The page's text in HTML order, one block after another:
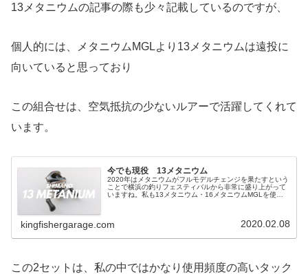
13メタニウムの記事の際も少々記載しているのですが、
個人的には、メタニウムMGLより13メタニウムは遠投に
向いていると思っており
この組合せは、空気抵抗の少ないルアーで活躍してくれて
います。
今でも現役 13メタニウム
2020年はメタニウムがフルモデルチェンジを果たすという
ことで横浜の釣りフェスティバルから非常に盛り上がって
いますね。私も13メタニウム・16メタニウムMGLを使っ
kingfishergarage.com 2020.02.08
この2セットは、私の中ではかなり使用頻度の高いタック